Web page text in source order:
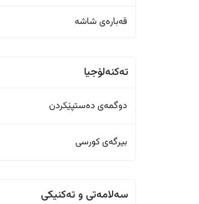
قەبارەی شاشە
تەکنەلۆجیا
دوگمەی دەستپێکردن
بیرگەی کورسی
سەلامەتی و تەکنیکی